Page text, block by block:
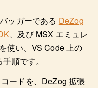
ッガーである DeZog
、及び MSX エミュレ
を使い、VS Code 上の
順です。
ードを、DeZog 拡張